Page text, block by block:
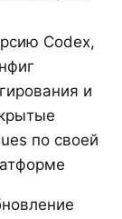
Codex,
и
по своей